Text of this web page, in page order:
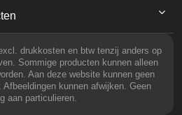
drukkosten en btw tenzij anders op
Sommige producten kunnen alleen
Aan deze website kunnen geen
Afbeeldingen kunnen afwijken. Geen
aan particulieren.